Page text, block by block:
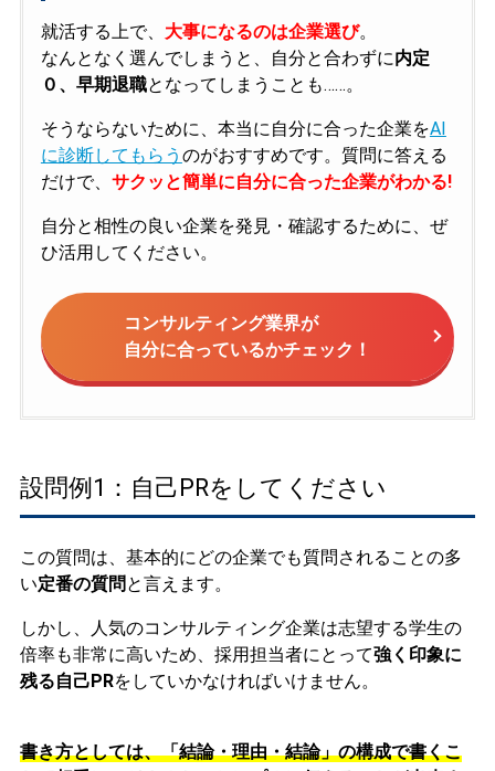
就活する上で、 大事になるのは企業選び。
なんとなく選んでしまうと、自分と合わずに内定
０、早期退職となってしまうことも……。
そうならないために、本当に自分に合った企業をAI
に診断してもらう のがおすすめです。質問に答える
だけで、 サクッと簡単に自分に合った企業がわかる!
自分と相性の良い企業を発見・確認するために、ぜ
ひ活用してください。
コンサルティング業界が
自分に合っているかチェック！
設問例1：自己PRをしてください
この質問は、基本的にどの企業でも質問されることの多
い定番の質問 と言えます。
しかし、人気のコンサルティング企業は志望する学生の
倍率も非常に高いため、採用担当者にとって強く印象に
残る自己PRをしていかなければいけません。
書き方としては、「結論・理由・結論」の構成で書くこ